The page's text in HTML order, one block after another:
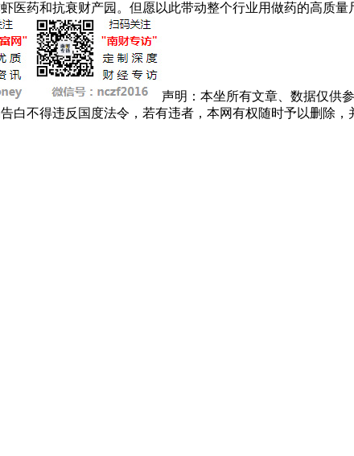
医药和抗衰财产园。但愿以此带动整个行业用做药的高质
声明：本坐所有文章、数据仅供
白不得违反国度法令，若有违者，本网有权随时予以删除